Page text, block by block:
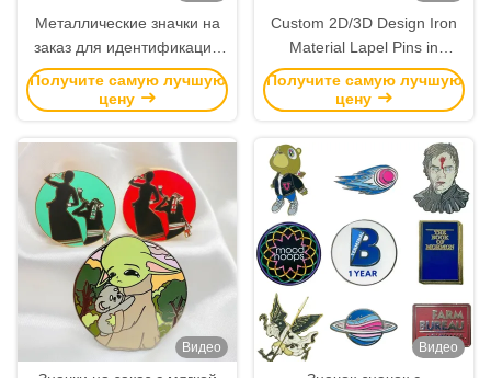
Металлические значки на
заказ для идентификации
организации
Получите самую лучшую
цену
Custom 2D/3D Design Iron
Material Lapel Pins in
Customer Size for Corporate
Branding and Events
Получите самую лучшую
цену
Видео Видео